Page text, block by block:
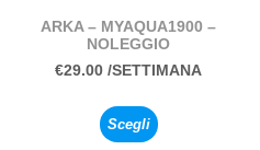
ARKA – MYAQUA1900 –
NOLEGGIO
€29.00 /SETTIMANA
Scegli